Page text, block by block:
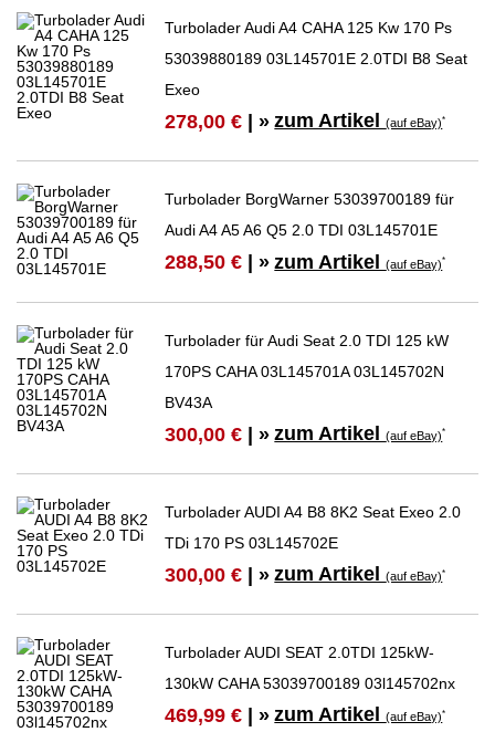
Turbolader Audi A4 CAHA 125 Kw 170 Ps
53039880189 03L145701E 2.0TDI B8 Seat
Exeo
278,00 € | » zum Artikel(auf eBay)*
Turbolader BorgWarner 53039700189 für
Audi A4 A5 A6 Q5 2.0 TDI 03L145701E
288,50 € | » zum Artikel(auf eBay)*
Turbolader für Audi Seat 2.0 TDI 125 kW
170PS CAHA 03L145701A 03L145702N
BV43A
300,00 € | » zum Artikel(auf eBay)*
Turbolader AUDI A4 B8 8K2 Seat Exeo 2.0
TDi 170 PS 03L145702E
300,00 € | » zum Artikel(auf eBay)*
Turbolader AUDI SEAT 2.0TDI 125kW-
130kW CAHA 53039700189 03l145702nx
469,99 € | » zum Artikel(auf eBay)*